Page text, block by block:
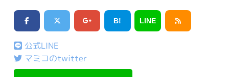
B! LINE
公式LINE
マミコのtwitter